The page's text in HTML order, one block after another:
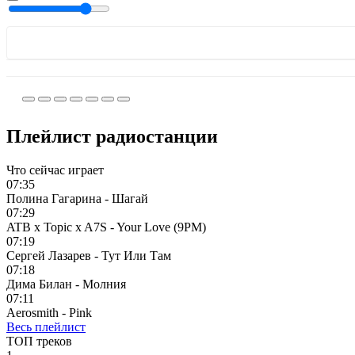
Плейлист радиостанции
Что сейчас играет
07:35
Полина Гагарина - Шагай
07:29
ATB x Topic x A7S - Your Love (9PM)
07:19
Сергей Лазарев - Тут Или Там
07:18
Дима Билан - Молния
07:11
Aerosmith - Pink
Весь плейлист
ТОП треков